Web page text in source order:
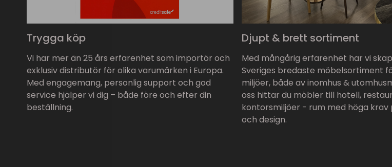
Trygga köp
Vi har mer än 25 års erfarenhet som importör och
exklusiv distributör för olika varumärken i Europa.
Med engagemang, personlig support och god
service hjälper vi dig – både före och efter din
beställning.
Djupt & brett sortiment
Med mångårig erfarenhet har vi
Sveriges bredaste möbelsortiment
miljöer, både av inomhus &
oss hittar du möbler till hotell,
kontorsmiljöer - rum med höga krav
och design.